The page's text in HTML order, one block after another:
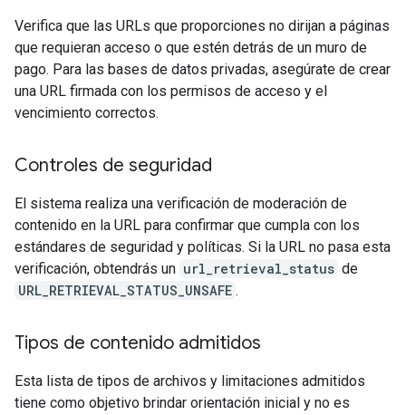
Verifica que las URLs que proporciones no dirijan a páginas
que requieran acceso o que estén detrás de un muro de
pago. Para las bases de datos privadas, asegúrate de crear
una URL firmada con los permisos de acceso y el
vencimiento correctos.
Controles de seguridad
El sistema realiza una verificación de moderación de
contenido en la URL para confirmar que cumpla con los
estándares de seguridad y políticas. Si la URL no pasa esta
verificación, obtendrás un url_retrieval_status de
URL_RETRIEVAL_STATUS_UNSAFE .
Tipos de contenido admitidos
Esta lista de tipos de archivos y limitaciones admitidos
tiene como objetivo brindar orientación inicial y no es